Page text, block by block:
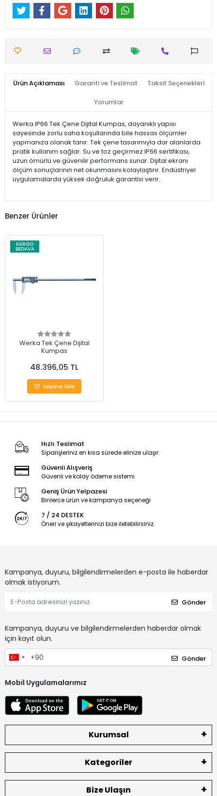
Ürün Açıklaması Garanti ve Teslimat Taksit Seçenekleri
Yorumlar
Werka IP66 Tek Çene Dijital Kumpas, dayanıklı yapısı
sayesinde zorlu saha koşullarında bile hassas ölçümler
yapmanıza olanak tanır. Tek çene tasarımıyla dar alanlarda
pratik kullanım sağlar. Su ve toz geçirmez IP66 sertifikası,
uzun ömürlü ve güvenilir performans sunar. Dijital ekranı
ölçüm sonuçlarının net okunmasını kolaylaştırır. Endüstriyel
uygulamalarda yüksek doğruluk garantisi verir.
Benzer Ürünler
KARGO
BEDAVA
Werka Tek Çene Dijital
Kumpas
48.396,05 TL
Sepete Ekle
Hızlı Teslimat
Siparişleriniz en kısa sürede elinize ulaşır.
Güvenli Alışveriş
Güvenli ve kolay ödeme sistemi
Geniş Ürün Yelpazesi
Binlerce ürün ve kampanya seçeneği
7 / 24 DESTEK
Öneri ve şikayetlerinizi bize iletebilirsiniz.
Kampanya, duyuru, bilgilendirmelerden e-posta ile haberdar
olmak istiyorum.
Gönder
Kampanya, duyuru ve bilgilendirmelerden haberdar olmak
için kayıt olun.
Gönder
Mobil Uygulamalarımız
Kurumsal
Kategoriler
Bize Ulaşın